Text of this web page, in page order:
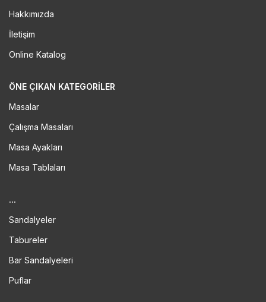
Hakkımızda
İletişim
Online Katalog
ÖNE ÇIKAN KATEGORILER
Masalar
Çalışma Masaları
Masa Ayakları
Masa Tablaları
...
Sandalyeler
Tabureler
Bar Sandalyeleri
Puflar